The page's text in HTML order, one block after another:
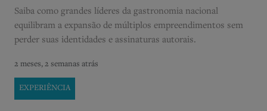
Saiba como grandes líderes da gastronomia nacional
equilibram a expansão de múltiplos empreendimentos sem
perder suas identidades e assinaturas autorais.
2 meses, 2 semanas atrás
EXPERIÊNCIA